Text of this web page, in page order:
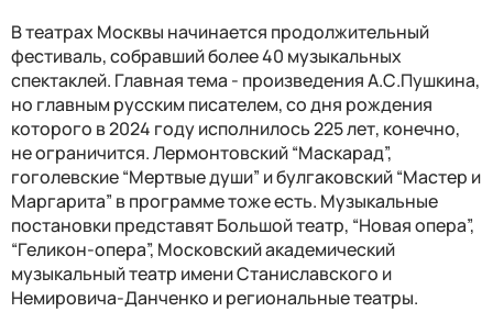
В театрах Москвы начинается продолжительный
фестиваль, собравший более 40 музыкальных
спектаклей. Главная тема - произведения А.С.Пушкина,
но главным русским писателем, со дня рождения
которого в 2024 году исполнилось 225 лет, конечно,
не ограничится. Лермонтовский “Маскарад”,
гоголевские “Мертвые души” и булгаковский “Мастер и
Маргарита” в программе тоже есть. Музыкальные
постановки представят Большой театр, “Новая опера”,
“Геликон-опера”, Московский академический
музыкальный театр имени Станиславского и
Немировича-Данченко и региональные театры.